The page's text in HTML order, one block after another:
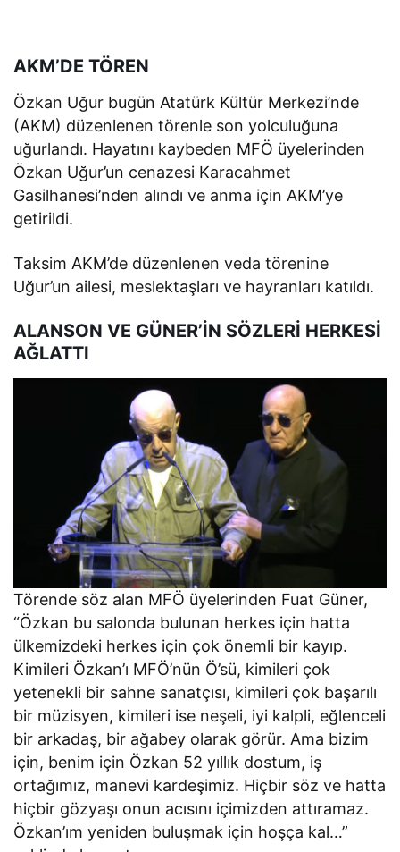
AKM’DE TÖREN
Özkan Uğur bugün Atatürk Kültür Merkezi’nde
(AKM) düzenlenen törenle son yolculuğuna
uğurlandı. Hayatını kaybeden MFÖ üyelerinden
Özkan Uğur’un cenazesi Karacahmet
Gasilhanesi’nden alındı ve anma için AKM’ye
getirildi.
Taksim AKM’de düzenlenen veda törenine
Uğur’un ailesi, meslektaşları ve hayranları katıldı.
ALANSON VE GÜNER’İN SÖZLERİ HERKESİ
AĞLATTI
Törende söz alan MFÖ üyelerinden Fuat Güner,
“Özkan bu salonda bulunan herkes için hatta
ülkemizdeki herkes için çok önemli bir kayıp.
Kimileri Özkan’ı MFÖ’nün Ö’sü, kimileri çok
yetenekli bir sahne sanatçısı, kimileri çok başarılı
bir müzisyen, kimileri ise neşeli, iyi kalpli, eğlenceli
bir arkadaş, bir ağabey olarak görür. Ama bizim
için, benim için Özkan 52 yıllık dostum, iş
ortağımız, manevi kardeşimiz. Hiçbir söz ve hatta
hiçbir gözyaşı onun acısını içimizden attıramaz.
Özkan’ım yeniden buluşmak için hoşça kal…”